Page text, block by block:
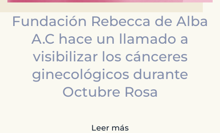
Fundación Rebecca de Alba
A.C hace un llamado a
visibilizar los cánceres
ginecológicos durante
Octubre Rosa
Leer más